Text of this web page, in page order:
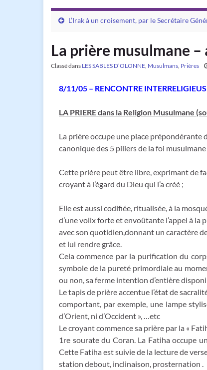
L’Irak à un croisement, par le Secrétaire
La prière musulmane –
Classé dans LES SABLES D’OLONNE Musulmans Prières
8/11/05 – RENCONTRE
LA PRIERE dans la Religion Musulmane
La prière occupe une place prépondérante
canonique des 5 piliers de la foi
Cette prière peut être libre, exprimant de
croyant à l’égard du Dieu qui l’a créé ;
Elle est aussi codifiée, ritualisée, à la
d’une voiix forte et envoûtante l’appel à
avec son quotidien,donnant un caractère
et lui rendre grâce.
Cela commence par la purification du
symbole de la pureté primordiale au
ou non, sa ferme intention d’entière
Le tapis de prière accentue l’état de
comportant, par exemple, une lampe
d’Orient, ni d’Occident », …etc
Le croyant commence sa prière par la «
1re sourate du Coran. La Fatiha occupe
Cette Fatiha est suivie de la lecture de
station debout, inclinaison, prosternation .